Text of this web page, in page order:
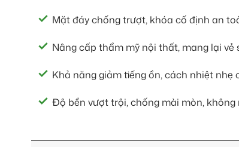
Mặt đáy chống trượt, khóa cố định an
Nâng cấp thẩm mỹ nội thất, mang lại vẻ
Khả năng giảm tiếng ồn, cách nhiệt nhẹ
Độ bền vượt trội, chống mài mòn,